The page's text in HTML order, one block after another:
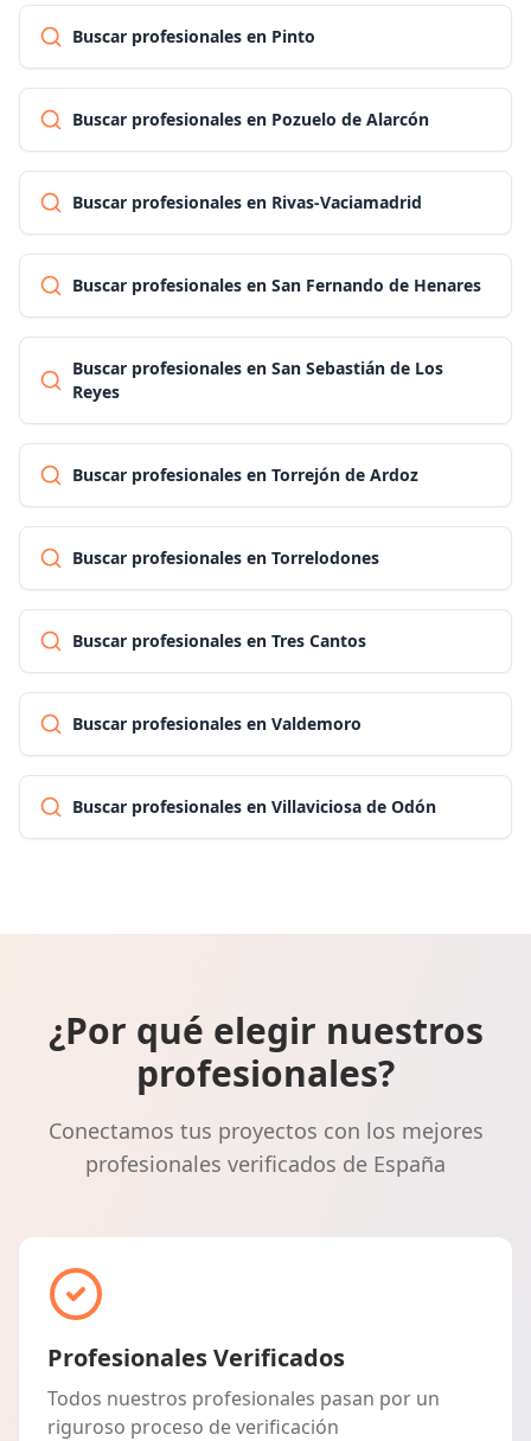
Buscar profesionales en Pinto
Buscar profesionales en Pozuelo de Alarcón
Buscar profesionales en Rivas-Vaciamadrid
Buscar profesionales en San Fernando de Henares
Buscar profesionales en San Sebastián de Los
Reyes
Buscar profesionales en Torrejón de Ardoz
Buscar profesionales en Torrelodones
Buscar profesionales en Tres Cantos
Buscar profesionales en Valdemoro
Buscar profesionales en Villaviciosa de Odón
¿Por qué elegir nuestros
profesionales?
Conectamos tus proyectos con los mejores
profesionales verificados de España
Profesionales Verificados
Todos nuestros profesionales pasan por un
riguroso proceso de verificación